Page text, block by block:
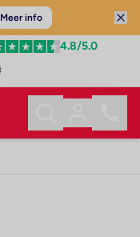
Meer info
4.8/5.0